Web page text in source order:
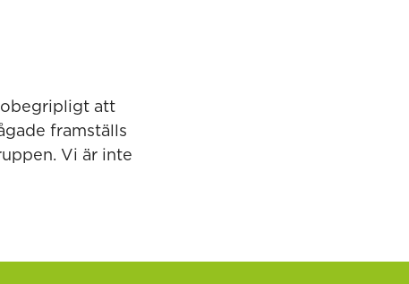
obegripligt att
framställs
Vi är inte